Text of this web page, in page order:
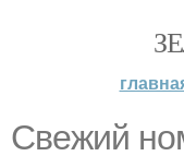
Свежий